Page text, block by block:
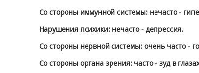
Со стороны иммунной системы: нечасто -
Нарушения психики: нечасто - депрессия.
Со стороны нервной системы: очень часто -
Со стороны органа зрения: часто - зуд в